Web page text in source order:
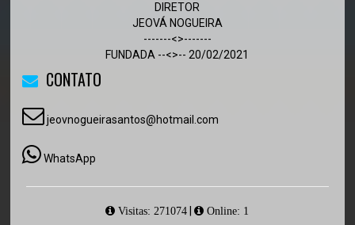
DIRETOR
JEOVÁ NOGUEIRA
-------<>-------
FUNDADA --<>-- 20/02/2021
CONTATO
jeovnogueirasantos@hotmail.com
WhatsApp
Visitas: 271074 | Online: 1